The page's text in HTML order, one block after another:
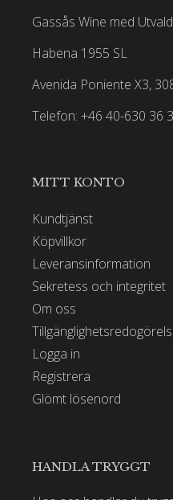
Gassås Wine med
Habena 1955 SL
Avenida Poniente X3,
Telefon: +46 40-630 36
MITT KONTO
Kundtjänst
Köpvillkor
Leveransinformation
Sekretess och integritet
Om oss
Logga in
Registrera
Glömt lösenord
HANDLA TRYGGT